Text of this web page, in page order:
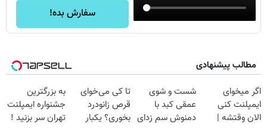
سفارش بده!
مطالب پیشنهادی
اگر میخوای
ایمپلنت کنی
الان وقتشه |
شست و شوی
عمقی کبد با
دمنوش سم زدای
تا کی می‌خوای
قرص زانودرد
بخوری؟ یکبار
به بزرگترین
جشنواره ایمپلنت
تهران سر بزنید !